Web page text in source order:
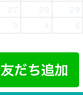
29
5